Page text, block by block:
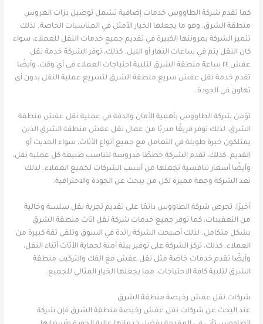
كما تقدم شركة الطاووس خدمات إضافية تشمل توصيل دزات العروس
منطقة الشرق، وهو ما يجعلها الخيار الأمثل في المناسبات الخاصة. لذلك
تتميز الشركة بمرونتها الكبيرة في تقديم جميع خدمات النقل للعملاء، سواء
كان النقل يتم في ساعات النهار أو الليل. كذلك، توفر الشركة خدمة نقل
عفش ٢٤ ساعة منطقة الشرق لتلبية احتياجات العملاء في أي وقت، وأيضًا
تقدم خدمة نقل عفش سريع منطقة الشرق لتسريع عملية النقل بدون أي
تهاون في الجودة.
تؤمن شركة الطاووس بأهمية الأمان والدقة في عملية نقل عفش منطقة
الشرق، لذلك توفر فريقًا مدربًا من عمال نقل عفش منطقة الشرق الذين
يمتلكون خبرة طويلة في التعامل مع جميع أنواع الأثاث، سواء الحديث أو
القديم. كذلك، تقدم الشركة خططًا مدروسة لتناسب طبيعة كل عملية نقل،
وأيضًا أسعار تنافسية تجعلها من أنسب الشركات لجميع العملاء. لذلك
تعد الشركة وجهة مميزة لكل من يبحث عن الجودة والاحترافية.
أخيرًا، تحرص شركة الطاووس دائمًا على تقديم تجربة نقل سلسة وخالية
من التعقيدات، كما توفر جميع خدمات شركة نقل اثاث منطقة الشرق
بشكل متكامل. لذلك أصبحت الشركة رائدة في السوق وتلقى ثقة كبيرة من
العملاء. كذلك، تركز الشركة على توفير بيئة آمنة لحماية الأثاث أثناء النقل،
وأيضًا تقدم خدمات خاصة مثل نقل عفش مع الفك والتركيب منطقة
الشرق لتلبية كافة الاحتياجات، مما يجعلها الخيار المثالي للجميع.
شركات نقل عفش رخيصة منطقة الشرق
عند البحث عن شركات نقل عفش رخيصة منطقة الشرق فإن شركة